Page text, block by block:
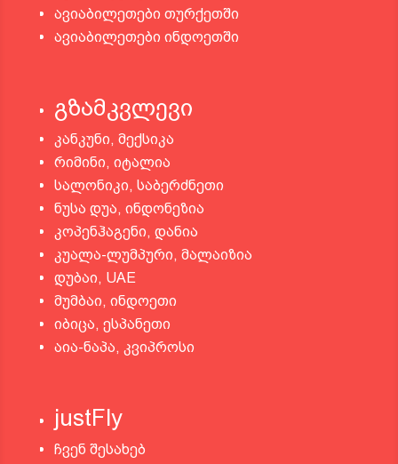
ავიაბილეთები თურქეთში
ავიაბილეთები ინდოეთში
გზამკვლევი
კანკუნი, მექსიკა
რიმინი, იტალია
სალონიკი, საბერძნეთი
ნუსა დუა, ინდონეზია
კოპენჰაგენი, დანია
კუალა-ლუმპური, მალაიზია
დუბაი, UAE
მუმბაი, ინდოეთი
იბიცა, ესპანეთი
აია-ნაპა, კვიპროსი
justFly
ჩვენ შესახებ